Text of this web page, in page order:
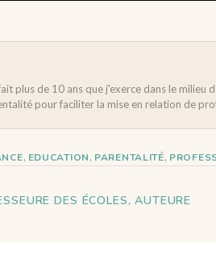
plus de 10 ans que j'exerce dans le
pour faciliter la mise en relation de
, EDUCATION, PARENTALITÉ,
DES ÉCOLES, AUTEURE